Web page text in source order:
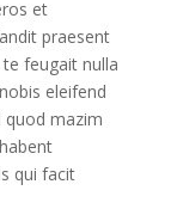
et
praesent
feugait nulla
eleifend
quod mazim
qui facit